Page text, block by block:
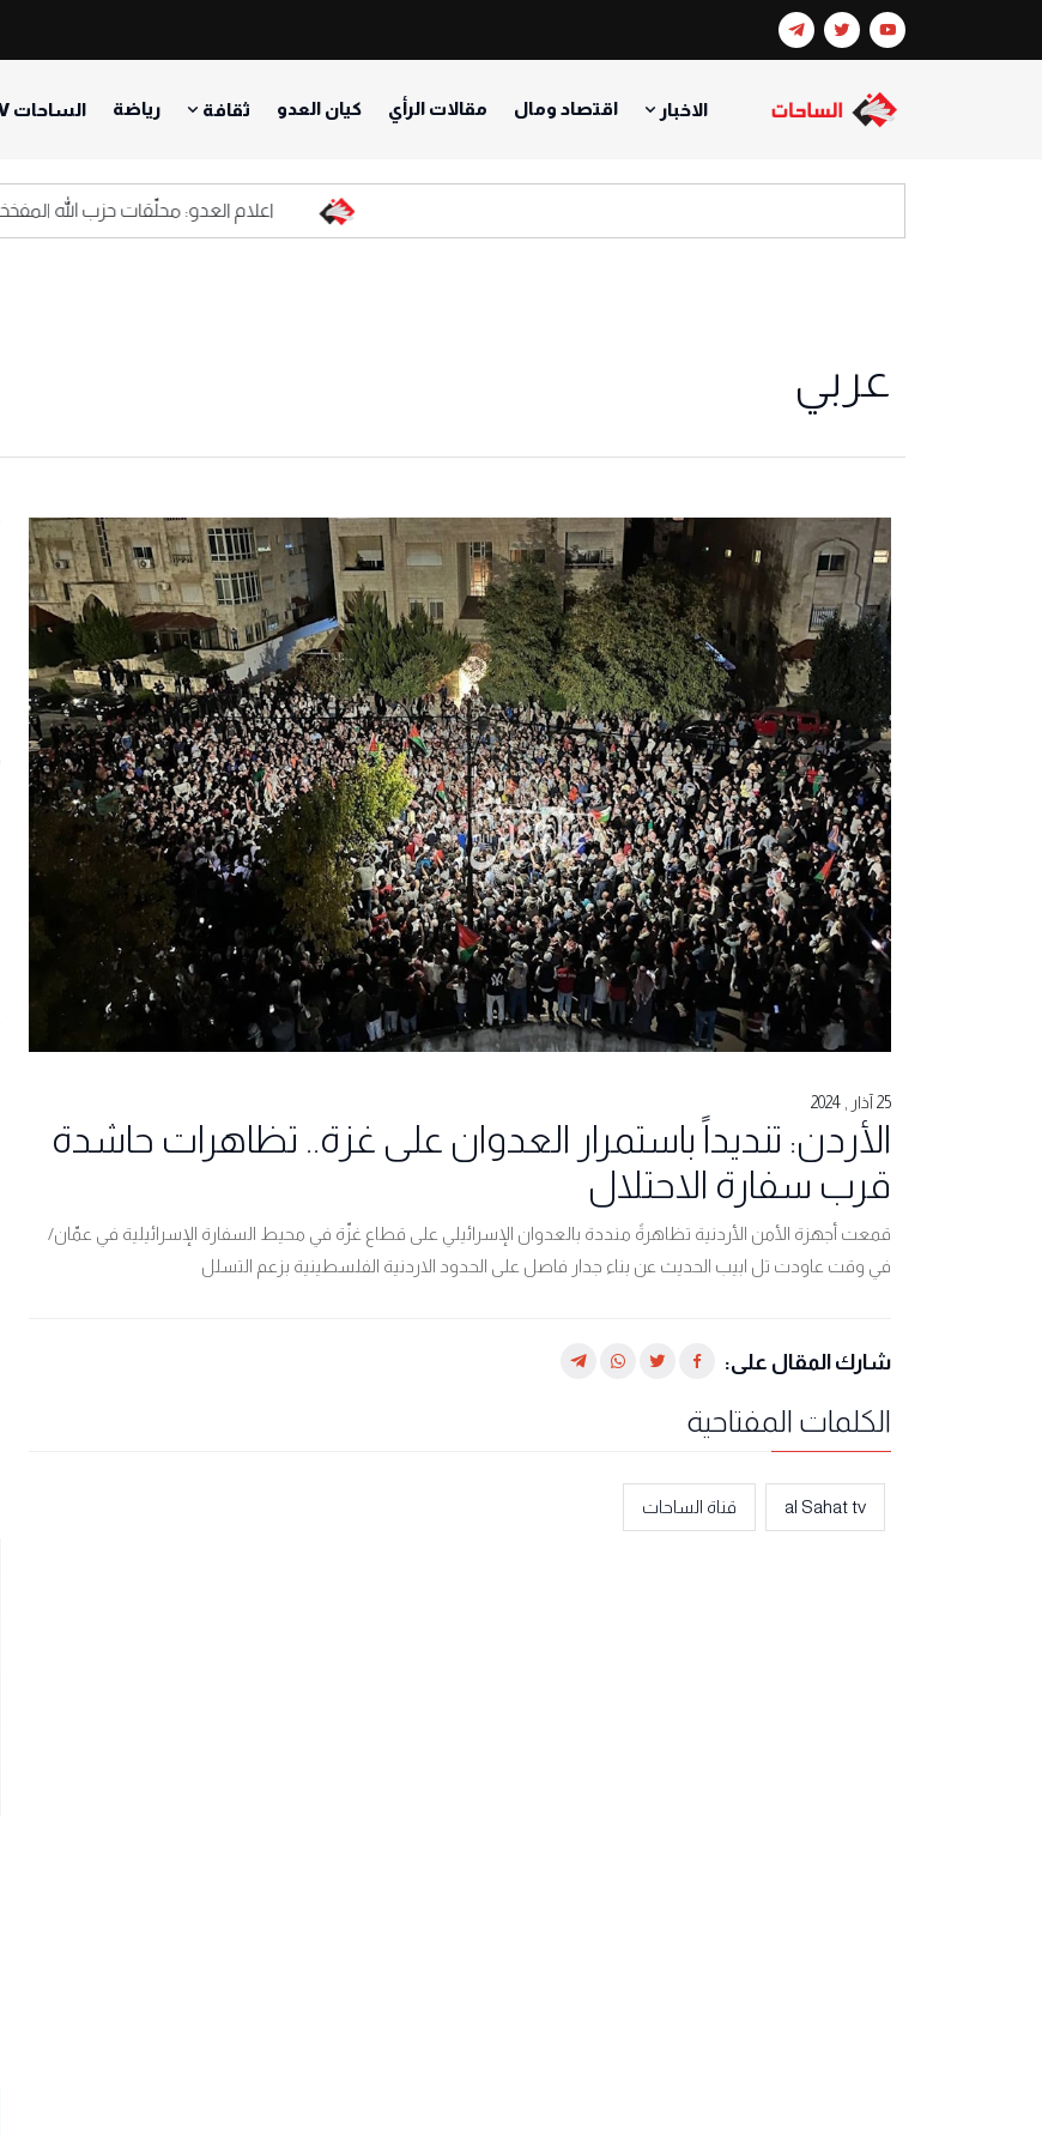
الاخبار اقتصاد ومال مقالات الرأي كيان العدو ثقافة رياضة الساحات TV
اعلام العدو: محلّقات حزب الله المفخخة
عربي
25 آذار , 2024
الأردن: تنديداً باستمرار العدوان على غزة.. تظاهرات حاشدة
قرب سفارة الاحتلال
قمعت أجهزة الأمن الأردنية تظاهرةً منددة بالعدوان الإسرائيلي على قطاع غزّة في محيط السفارة الإسرائيلية في عمّان/
في وقت عاودت تل ابيب الحديث عن بناء جدار فاصل على الحدود الاردنية الفلسطينية بزعم التسلل
شارك المقال على:
الكلمات المفتاحية
al Sahat tv قناة الساحات